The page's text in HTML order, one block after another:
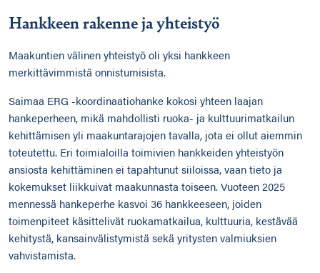
Hankkeen rakenne ja yhteistyö
Maakuntien välinen yhteistyö oli yksi hankkeen
merkittävimmistä onnistumisista.
Saimaa ERG -koordinaatiohanke kokosi yhteen laajan
hankeperheen, mikä mahdollisti ruoka- ja kulttuurimatkailun
kehittämisen yli maakuntarajojen tavalla, jota ei ollut aiemmin
toteutettu. Eri toimialoilla toimivien hankkeiden yhteistyön
ansiosta kehittäminen ei tapahtunut siiloissa, vaan tieto ja
kokemukset liikkuivat maakunnasta toiseen. Vuoteen 2025
mennessä hankeperhe kasvoi 36 hankkeeseen, joiden
toimenpiteet käsittelivät ruokamatkailua, kulttuuria, kestävää
kehitystä, kansainvälistymistä sekä yritysten valmiuksien
vahvistamista.